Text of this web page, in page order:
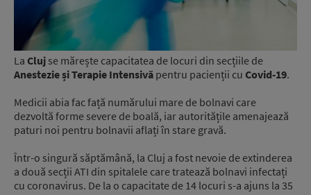
La Cluj se mărește capacitatea de locuri din secțiile de
Anestezie și Terapie Intensivă pentru pacienții cu Covid-19.
Medicii abia fac față numărului mare de bolnavi care
dezvoltă forme severe de boală, iar autoritățile amenajează
paturi noi pentru bolnavii aflați în stare gravă.
Într-o singură săptămână, la Cluj a fost nevoie de extinderea
a două secții ATI din spitalele care tratează bolnavi infectați
cu coronavirus. De la o capacitate de 14 locuri s-a ajuns la 35